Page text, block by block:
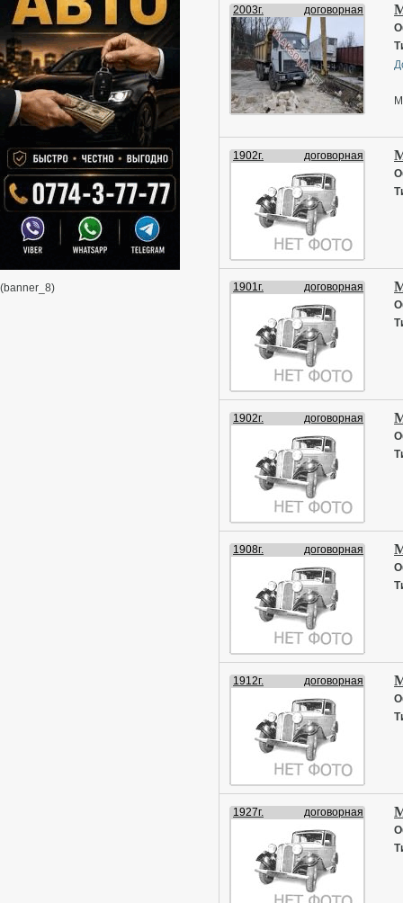
(banner_8)
2003г. договорная
1902г. договорная
1901г. договорная
1902г. договорная
1908г. договорная
1912г. договорная
1927г. договорная